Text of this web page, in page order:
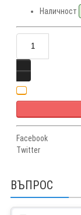
Наличност
Facebook
Twitter
ВЪПРОС